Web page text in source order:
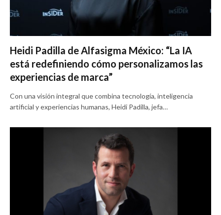
Heidi Padilla de Alfasigma México: “La IA
está redefiniendo cómo personalizamos las
experiencias de marca”
Con una visión integral que combina tecnología, inteligencia
artificial y experiencias humanas, Heidi Padilla, jefa…